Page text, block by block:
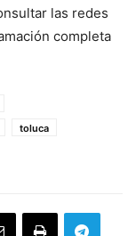
las redes
completa
toluca